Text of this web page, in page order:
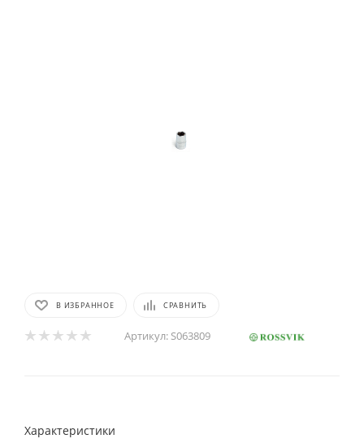
В ИЗБРАННОЕ СРАВНИТЬ
Артикул: S063809
Характеристики